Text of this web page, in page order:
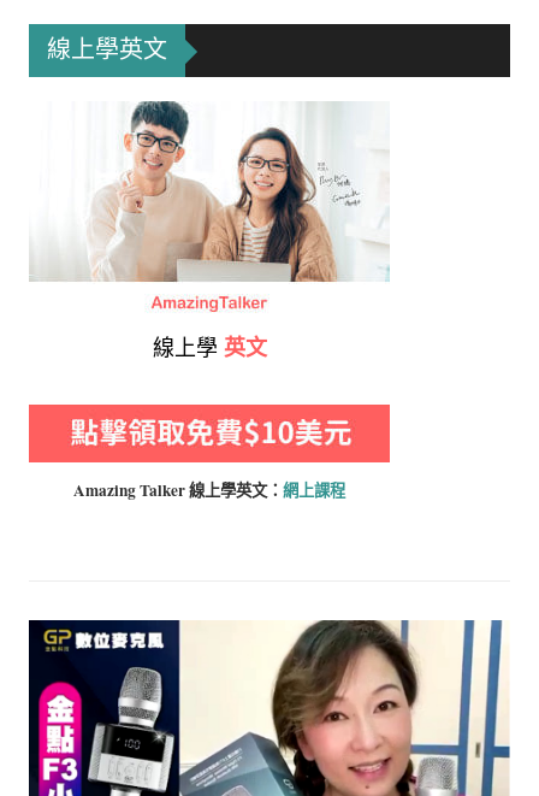
線上學英文
線上學 英文
Amazing Talker 線上學英文： 網上課程